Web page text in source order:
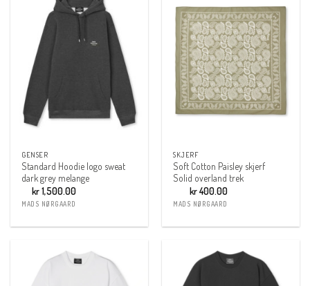
GENSER
Standard Hoodie logo sweat
dark grey melange
kr1,500.00
MADS NØRGAARD
SKJERF
Soft Cotton Paisley skjerf
Solid overland trek
kr400.00
MADS NØRGAARD